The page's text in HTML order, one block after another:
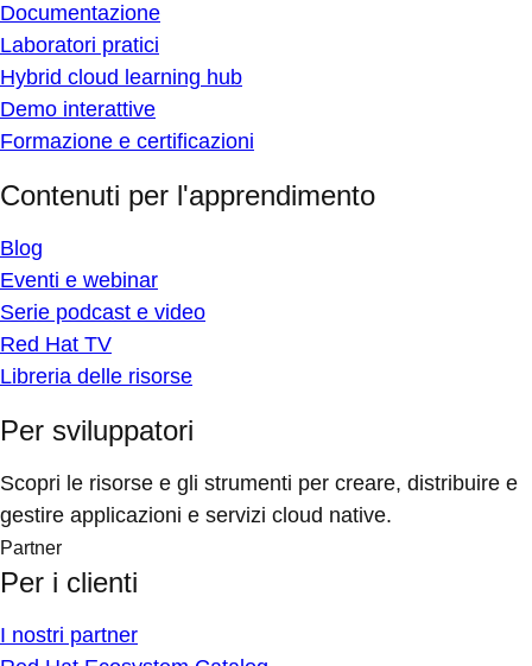
Documentazione
Laboratori pratici
Hybrid cloud learning hub
Demo interattive
Formazione e certificazioni
Contenuti per l'apprendimento
Blog
Eventi e webinar
Serie podcast e video
Red Hat TV
Libreria delle risorse
Per sviluppatori
Scopri le risorse e gli strumenti per creare, distribuire e
gestire applicazioni e servizi cloud native.
Partner
Per i clienti
I nostri partner